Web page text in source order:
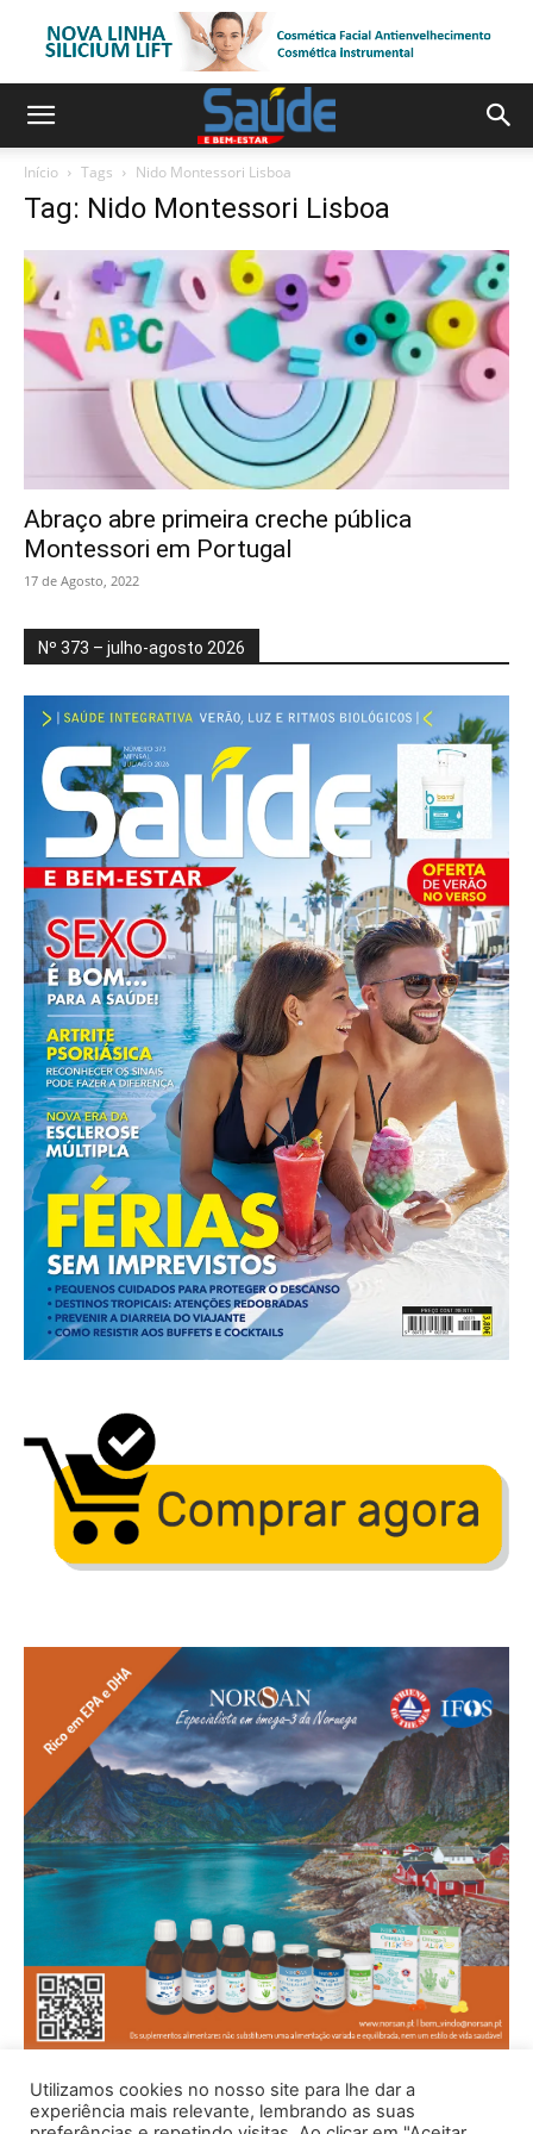
Início Tags Nido Montessori Lisboa
Tag: Nido Montessori Lisboa
Abraço abre primeira creche pública
Montessori em Portugal
17 de Agosto, 2022
Nº 373 – julho-agosto 2026
Utilizamos cookies no nosso site para lhe dar a
experiência mais relevante, lembrando as suas